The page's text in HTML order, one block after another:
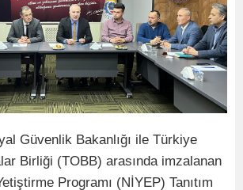
Güvenlik Bakanlığı ile Türkiye
Birliği (TOBB) arasında imzalanan
Programı (NİYEP) Tanıtım